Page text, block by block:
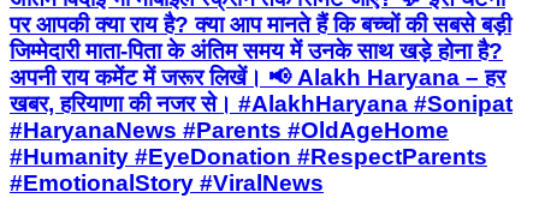
पर आपकी क्या राय है? क्या आप मानते हैं कि बच्चों की सबसे बड़ी
जिम्मेदारी माता-पिता के अंतिम समय में उनके साथ खड़े होना है?
अपनी राय कमेंट में जरूर लिखें। 📢 Alakh Haryana – हर
खबर, हरियाणा की नजर से। #AlakhHaryana #Sonipat
#HaryanaNews #Parents #OldAgeHome
#Humanity #EyeDonation #RespectParents
#EmotionalStory #ViralNews